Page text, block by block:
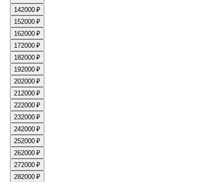
142000 ₽
152000 ₽
162000 ₽
172000 ₽
182000 ₽
192000 ₽
202000 ₽
212000 ₽
222000 ₽
232000 ₽
242000 ₽
252000 ₽
262000 ₽
272000 ₽
282000 ₽